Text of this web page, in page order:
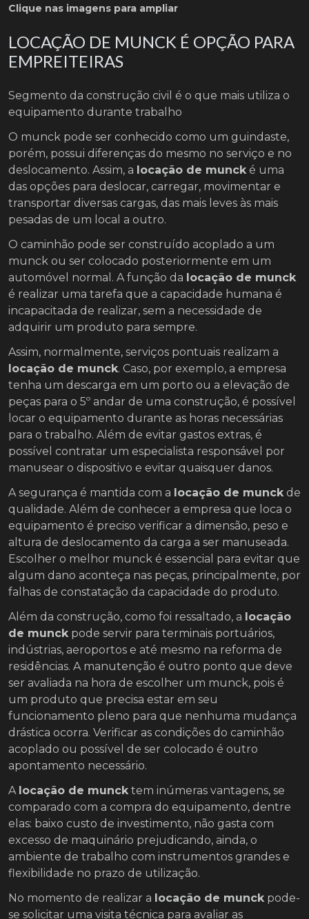
Clique nas imagens para ampliar
LOCAÇÃO DE MUNCK É OPÇÃO PARA
EMPREITEIRAS
Segmento da construção civil é o que mais utiliza o
equipamento durante trabalho
O munck pode ser conhecido como um guindaste,
porém, possui diferenças do mesmo no serviço e no
deslocamento. Assim, a locação de munck é uma
das opções para deslocar, carregar, movimentar e
transportar diversas cargas, das mais leves às mais
pesadas de um local a outro.
O caminhão pode ser construído acoplado a um
munck ou ser colocado posteriormente em um
automóvel normal. A função da locação de munck
é realizar uma tarefa que a capacidade humana é
incapacitada de realizar, sem a necessidade de
adquirir um produto para sempre.
Assim, normalmente, serviços pontuais realizam a
locação de munck. Caso, por exemplo, a empresa
tenha um descarga em um porto ou a elevação de
peças para o 5º andar de uma construção, é possível
locar o equipamento durante as horas necessárias
para o trabalho. Além de evitar gastos extras, é
possível contratar um especialista responsável por
manusear o dispositivo e evitar quaisquer danos.
A segurança é mantida com a locação de munck de
qualidade. Além de conhecer a empresa que loca o
equipamento é preciso verificar a dimensão, peso e
altura de deslocamento da carga a ser manuseada.
Escolher o melhor munck é essencial para evitar que
algum dano aconteça nas peças, principalmente, por
falhas de constatação da capacidade do produto.
Além da construção, como foi ressaltado, a locação
de munck pode servir para terminais portuários,
indústrias, aeroportos e até mesmo na reforma de
residências. A manutenção é outro ponto que deve
ser avaliada na hora de escolher um munck, pois é
um produto que precisa estar em seu
funcionamento pleno para que nenhuma mudança
drástica ocorra. Verificar as condições do caminhão
acoplado ou possível de ser colocado é outro
apontamento necessário.
A locação de munck tem inúmeras vantagens, se
comparado com a compra do equipamento, dentre
elas: baixo custo de investimento, não gasta com
excesso de maquinário prejudicando, ainda, o
ambiente de trabalho com instrumentos grandes e
flexibilidade no prazo de utilização.
No momento de realizar a locação de munck pode-
se solicitar uma visita técnica para avaliar as